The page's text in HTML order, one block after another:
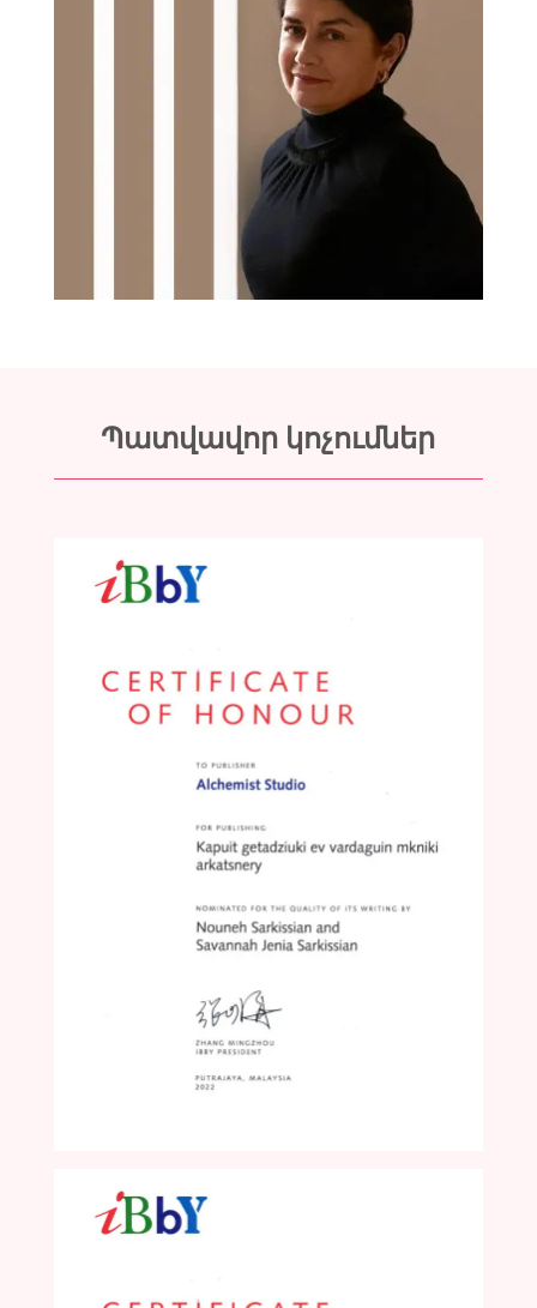
Պատվավոր կոչումներ